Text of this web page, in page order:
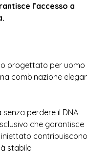
l’accesso a
progettato per uomo
combinazione
perdere il DNA
che garantisce
iniettato contribuiscono
stabile.